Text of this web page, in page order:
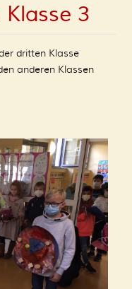
3
dritten Klasse
anderen Klassen